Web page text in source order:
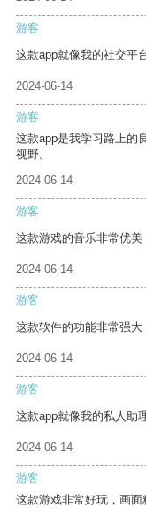
游客
这款app就像我的社交平
2024-06-14
游客
这款app是我学习路上的
视野。
2024-06-14
游客
这款游戏的音乐非常优美
2024-06-14
游客
这款软件的功能非常强大
2024-06-14
游客
这款app就像我的私人助
2024-06-14
游客
这款游戏非常好玩，画